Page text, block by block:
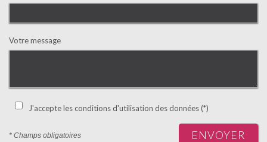
Votre message
J'accepte les conditions d'utilisation des données (*)
* Champs obligatoires ENVOYER